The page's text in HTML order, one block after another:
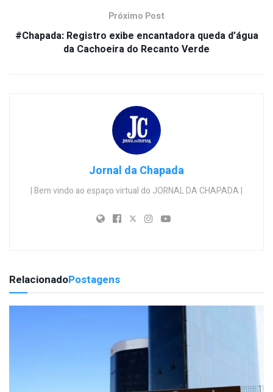
Próximo Post
#Chapada: Registro exibe encantadora queda d’água
da Cachoeira do Recanto Verde
Jornal da Chapada
| Bem vindo ao espaço virtual do JORNAL DA CHAPADA |
RelacionadoPostagens